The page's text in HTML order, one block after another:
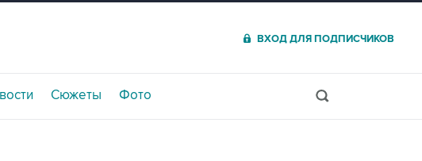
ВХОД ДЛЯ ПОДПИСЧИКОВ
Сюжеты Фото